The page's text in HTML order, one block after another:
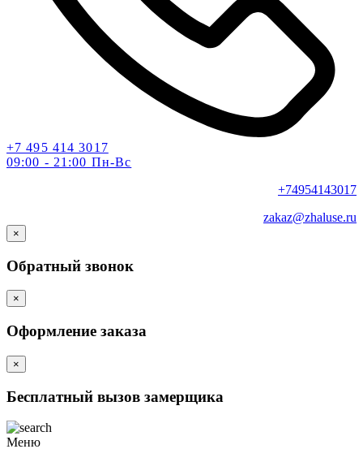
+7 495 414 3017
09:00 - 21:00 Пн-Вс
+74954143017
zakaz@zhaluse.ru
×
Обратный звонок
×
Оформление заказа
×
Бесплатный вызов замерщика
Меню